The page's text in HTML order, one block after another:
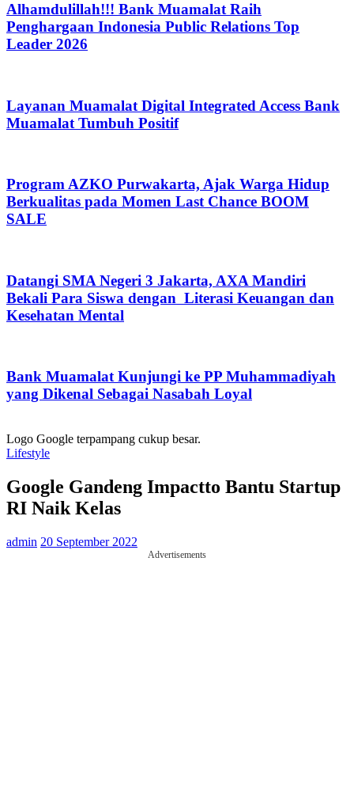
Alhamdulillah!!! Bank Muamalat Raih
Penghargaan Indonesia Public Relations Top
Leader 2026
Layanan Muamalat Digital Integrated Access Bank
Muamalat Tumbuh Positif
Program AZKO Purwakarta, Ajak Warga Hidup
Berkualitas pada Momen Last Chance BOOM
SALE
Datangi SMA Negeri 3 Jakarta, AXA Mandiri
Bekali Para Siswa dengan Literasi Keuangan dan
Kesehatan Mental
Bank Muamalat Kunjungi ke PP Muhammadiyah
yang Dikenal Sebagai Nasabah Loyal
Logo Google terpampang cukup besar.
Lifestyle
Google Gandeng Impactto Bantu Startup
RI Naik Kelas
admin 20 September 2022
Advertisements